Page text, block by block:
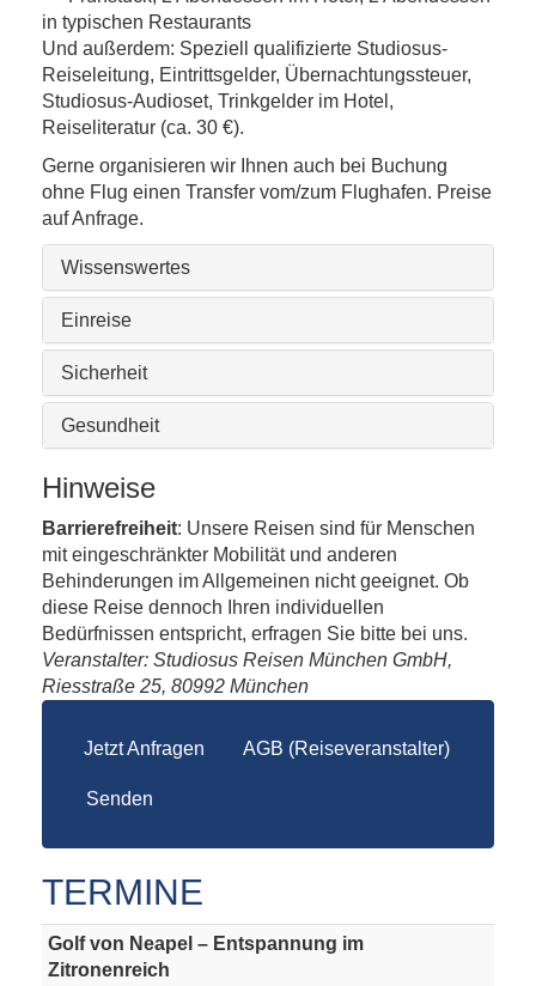
in typischen Restaurants
Und außerdem: Speziell qualifizierte Studiosus-
Reiseleitung, Eintrittsgelder, Übernachtungssteuer,
Studiosus-Audioset, Trinkgelder im Hotel,
Reiseliteratur (ca. 30 €).
Gerne organisieren wir Ihnen auch bei Buchung
ohne Flug einen Transfer vom/zum Flughafen. Preise
auf Anfrage.
Wissenswertes
Einreise
Sicherheit
Gesundheit
Hinweise
Barrierefreiheit: Unsere Reisen sind für Menschen
mit eingeschränkter Mobilität und anderen
Behinderungen im Allgemeinen nicht geeignet. Ob
diese Reise dennoch Ihren individuellen
Bedürfnissen entspricht, erfragen Sie bitte bei uns.
Veranstalter: Studiosus Reisen München GmbH,
Riesstraße 25, 80992 München
Jetzt Anfragen AGB (Reiseveranstalter)
Senden
TERMINE
Golf von Neapel – Entspannung im
Zitronenreich